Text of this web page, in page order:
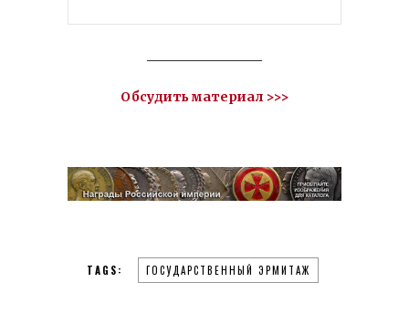
Обсудить материал >>>
TAGS: ГОСУДАРСТВЕННЫЙ ЭРМИТАЖ